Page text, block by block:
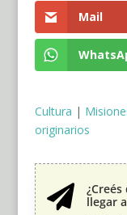
Mail
Cultura |
originarios

llegar